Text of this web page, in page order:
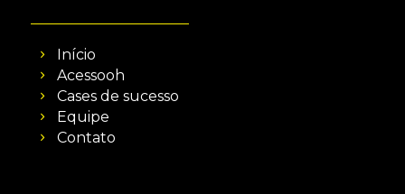
Início
Acessooh
Cases de sucesso
Equipe
Contato